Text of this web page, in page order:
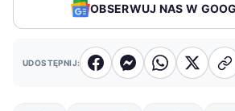
OBSERWUJ NAS W
UDOSTĘPNIJ: